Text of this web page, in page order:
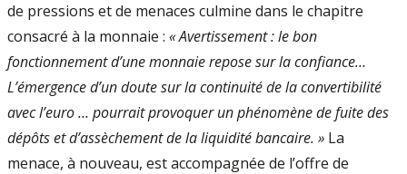
de pressions et de menaces culmine dans le chapitre
consacré à la monnaie : « Avertissement : le bon
fonctionnement d’une monnaie repose sur la confiance…
L’émergence d’un doute sur la continuité de la convertibilité
avec l’euro … pourrait provoquer un phénomène de fuite des
dépôts et d’assèchement de la liquidité bancaire. » La
menace, à nouveau, est accompagnée de l’offre de